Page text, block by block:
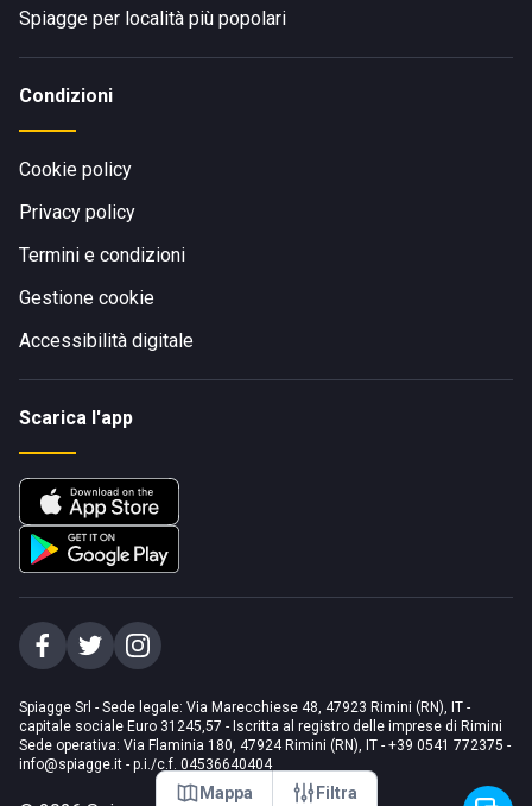
Mappa Filtra
Spiagge per località più popolari
Condizioni
Cookie policy
Privacy policy
Termini e condizioni
Gestione cookie
Accessibilità digitale
Scarica l'app
Spiagge Srl - Sede legale: Via Marecchiese 48, 47923 Rimini (RN), IT -
capitale sociale Euro 31245,57 - Iscritta al registro delle imprese di Rimini
Sede operativa: Via Flaminia 180, 47924 Rimini (RN), IT - +39 0541 772375 -
info@spiagge.it - p.i./c.f. 04536640404